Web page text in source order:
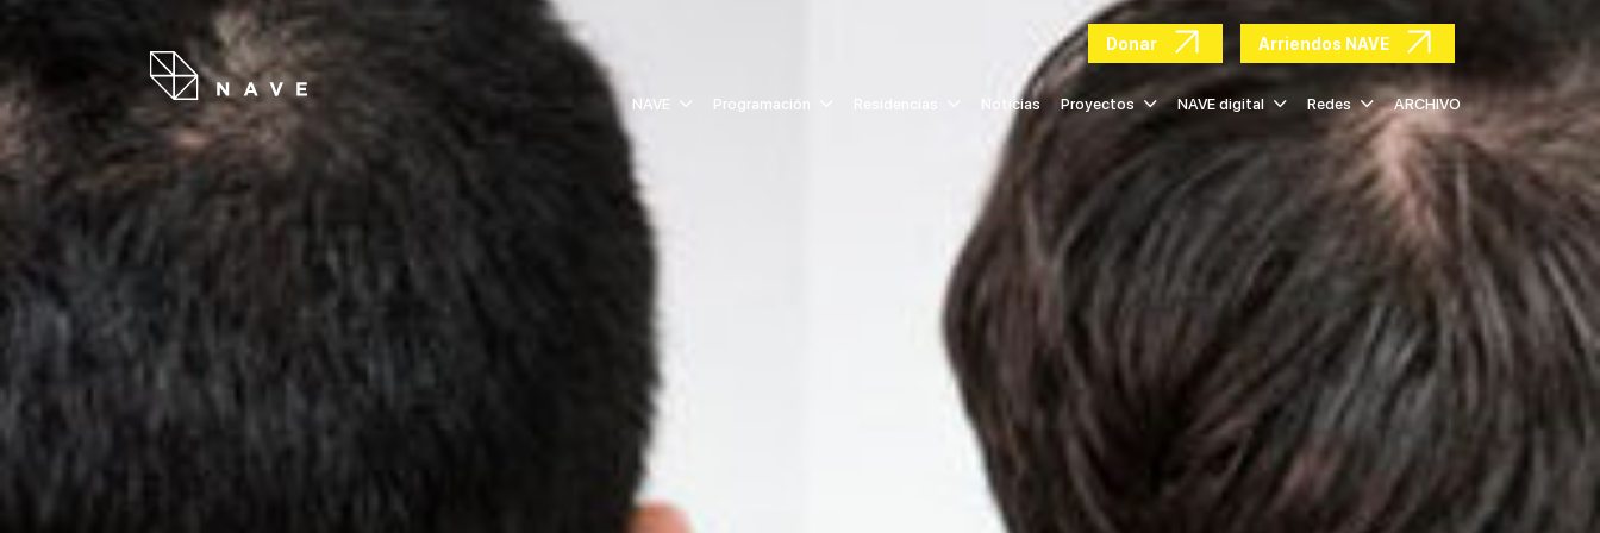
Donar Arriendos NAVE
NAVE Programación Noticias Proyectos NAVE digital Redes ARCHIVO